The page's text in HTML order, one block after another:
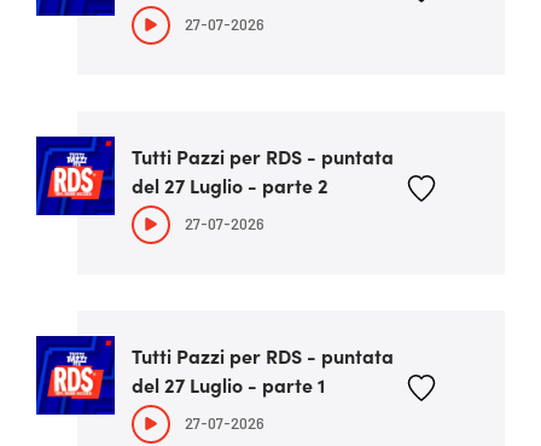
27-07-2026
Tutti Pazzi per RDS - puntata
del 27 Luglio - parte 2
27-07-2026
Tutti Pazzi per RDS - puntata
del 27 Luglio - parte 1
27-07-2026